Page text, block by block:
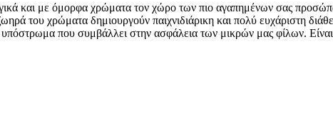
και με όμορφα χρώματα τον χώρο των πιο αγαπημένων σας
του χρώματα δημιουργούν παιχνιδιάρικη και πολύ ευχάριστη
που συμβάλλει στην ασφάλεια των μικρών μας φίλων.